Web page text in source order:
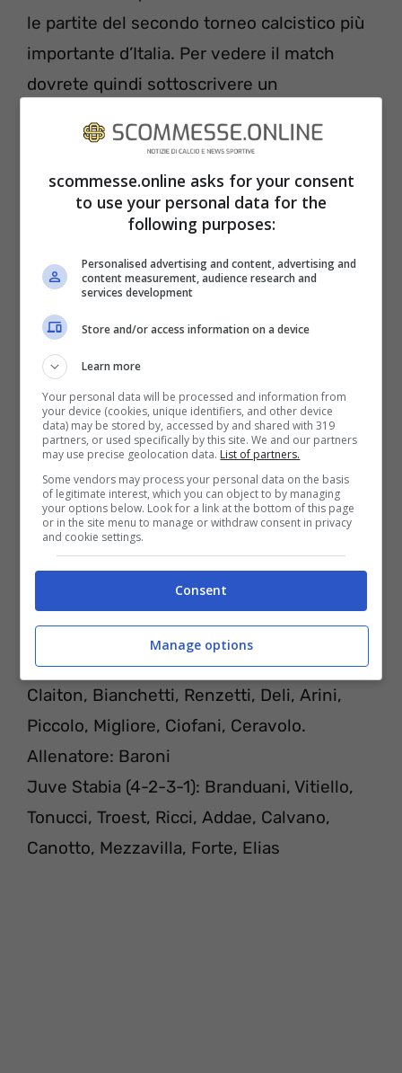
le partite del secondo torneo calcistico più
importante d’Italia. Per vedere il match
dovrete quindi sottoscrivere un
ricordando che il primo mese è gratuito.
Potrete vedere DAZN anche direttamente
da Sky, canale 209: anche in questo caso
servirà un abbonamento, oppure, nel caso
foste clienti di Sky Sport e Sky Calcio da
almeno tre anni, il canale sarà
completamente gratuito.
PROBABILI FORMAZIONI
Cremonese (3-5-2) : Agazzi, Ravanelli,
Claiton, Bianchetti, Renzetti, Deli, Arini,
Piccolo, Migliore, Ciofani, Ceravolo.
Allenatore: Baroni
Juve Stabia (4-2-3-1): Branduani, Vitiello,
Tonucci, Troest, Ricci, Addae, Calvano,
Canotto, Mezzavilla, Forte, Elias
scommesse.online asks for your consent
to use your personal data for the
following purposes:
Personalised advertising and content, advertising and
content measurement, audience research and
services development
Store and/or access information on a device
Learn more
Your personal data will be processed and information from
your device (cookies, unique identifiers, and other device
data) may be stored by, accessed by and shared with 319
partners, or used specifically by this site. We and our partners
may use precise geolocation data. List of partners.
Some vendors may process your personal data on the basis
of legitimate interest, which you can object to by managing
your options below. Look for a link at the bottom of this page
or in the site menu to manage or withdraw consent in privacy
and cookie settings.
Consent
Manage options